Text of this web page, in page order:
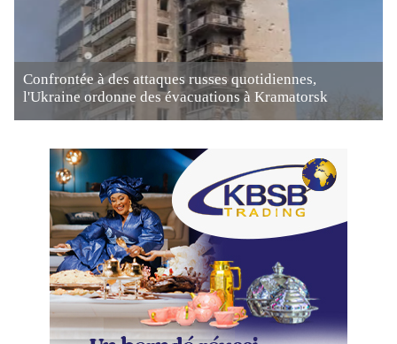
Confrontée à des attaques russes quotidiennes,
l'Ukraine ordonne des évacuations à Kramatorsk